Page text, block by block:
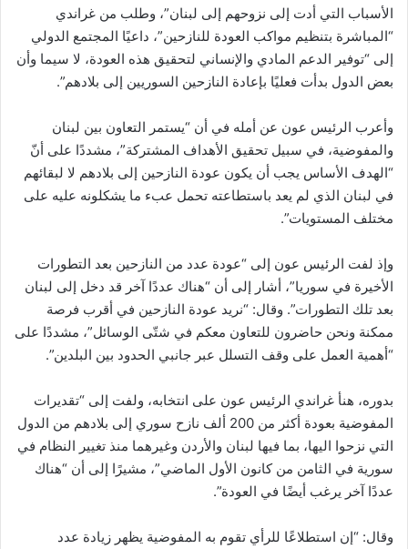
الأسباب التي أدت إلى نزوحهم إلى لبنان”، وطلب من غراندي
“المباشرة بتنظيم مواكب العودة للنازحين”، داعيًا المجتمع الدولي
إلى “توفير الدعم المادي والإنساني لتحقيق هذه العودة، لا سيما وأن
بعض الدول بدأت فعليًا بإعادة النازحين السوريين إلى بلادهم”.
وأعرب الرئيس عون عن أمله في أن “يستمر التعاون بين لبنان
والمفوضية، في سبيل تحقيق الأهداف المشتركة”، مشددًا على أنّ
“الهدف الأساس يجب أن يكون عودة النازحين إلى بلادهم لا لبقائهم
في لبنان الذي لم يعد باستطاعته تحمل عبء ما يشكلونه عليه على
مختلف المستويات”.
وإذ لفت الرئيس عون إلى “عودة عدد من النازحين بعد التطورات
الأخيرة في سوريا”، أشار إلى أن “هناك عددًا آخر قد دخل إلى لبنان
بعد تلك التطورات”. وقال: “نريد عودة النازحين في أقرب فرصة
ممكنة ونحن حاضرون للتعاون معكم في شتّى الوسائل”، مشددًا على
“أهمية العمل على وقف التسلل عبر جانبي الحدود بين البلدين”.
بدوره، هنأ غراندي الرئيس عون على انتخابه، ولفت إلى “تقديرات
المفوضية بعودة أكثر من 200 ألف نازح سوري إلى بلادهم من الدول
التي نزحوا اليها، بما فيها لبنان والأردن وغيرهما منذ تغيير النظام في
سورية في الثامن من كانون الأول الماضي”، مشيرًا إلى أن “هناك
عددًا آخر يرغب أيضًا في العودة”.
وقال: “إن استطلاعًا للرأي تقوم به المفوضية يظهر زيادة عدد